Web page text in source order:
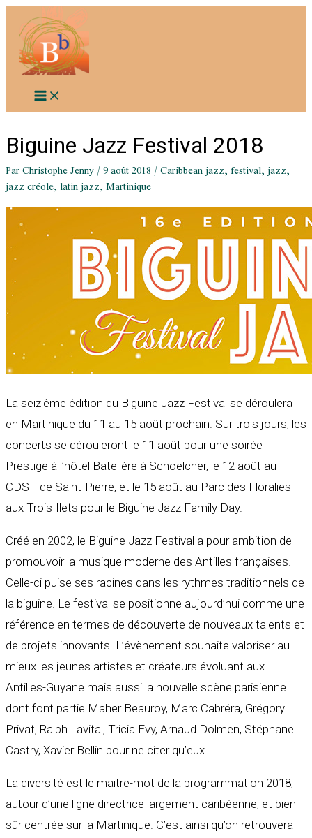
contenu
Biguine Jazz Festival 2018
ParChristophe Jenny/9 août 2018/Caribbean jazz,festival,jazz,
jazz créole,latin jazz,Martinique
La seizième édition du Biguine Jazz Festival se déroulera
en Martinique du 11 au 15 août prochain. Sur trois jours, les
concerts se dérouleront le 11 août pour une soirée
Prestige à l’hôtel Batelière à Schoelcher, le 12 août au
CDST de Saint-Pierre, et le 15 août au Parc des Floralies
aux Trois-Ilets pour le Biguine Jazz Family Day.
Créé en 2002, le Biguine Jazz Festival a pour ambition de
promouvoir la musique moderne des Antilles françaises.
Celle-ci puise ses racines dans les rythmes traditionnels de
la biguine. Le festival se positionne aujourd’hui comme une
référence en termes de découverte de nouveaux talents et
de projets innovants. L’évènement souhaite valoriser au
mieux les jeunes artistes et créateurs évoluant aux
Antilles-Guyane mais aussi la nouvelle scène parisienne
dont font partie Maher Beauroy, Marc Cabréra, Grégory
Privat, Ralph Lavital, Tricia Evy, Arnaud Dolmen, Stéphane
Castry, Xavier Bellin pour ne citer qu’eux.
La diversité est le maitre-mot de la programmation 2018,
autour d’une ligne directrice largement caribéenne, et bien
sûr centrée sur la Martinique. C’est ainsi qu’on retrouvera